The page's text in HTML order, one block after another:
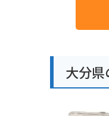
大分